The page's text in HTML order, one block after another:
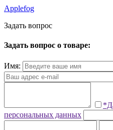
Applefog
Задать вопрос
Задать вопрос о товаре:
Имя:
персональных данных